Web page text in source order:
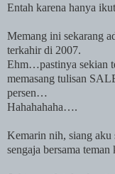
Entah karena hanya
Memang ini sekarang
terkahir di 2007.
Ehm…pastinya sekian
memasang tulisan
persen…
Hahahahaha….
Kemarin nih, siang aku
sengaja bersama